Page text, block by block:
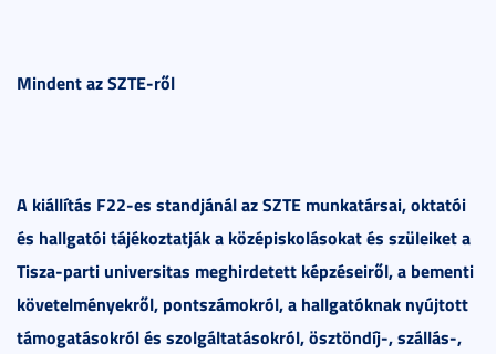
Mindent az SZTE-ről
A kiállítás F22-es standjánál az SZTE munkatársai, oktatói
és hallgatói tájékoztatják a középiskolásokat és szüleiket a
Tisza-parti universitas meghirdetett képzéseiről, a bementi
követelményekről, pontszámokról, a hallgatóknak nyújtott
támogatásokról és szolgáltatásokról, ösztöndíj-, szállás-,